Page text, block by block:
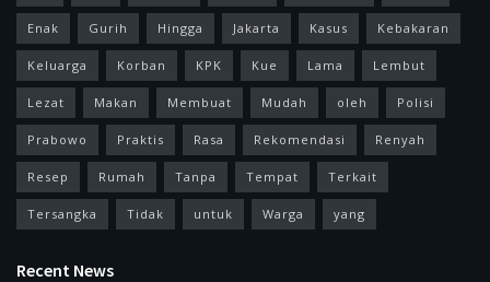
Enak Gurih Hingga Jakarta Kasus Kebakaran
Keluarga Korban KPK Kue Lama Lembut
Lezat Makan Membuat Mudah oleh Polisi
Prabowo Praktis Rasa Rekomendasi Renyah
Resep Rumah Tanpa Tempat Terkait
Tersangka Tidak untuk Warga yang
Recent News